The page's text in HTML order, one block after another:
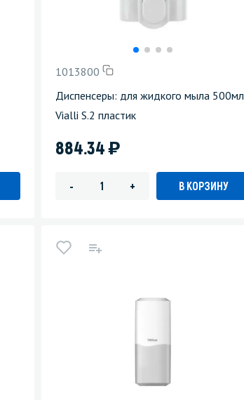
1013800
Диспенсеры: для жидкого мыла 500мл
Vialli S.2 пластик
884.34)
- + В КОРЗИНУ